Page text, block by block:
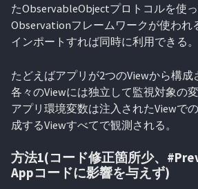
たObservableObjectプロトコルを使
Observationフレームワークが使われ
インポートすれば同時に利用できる。
たどえばアプリが2つのViewから構成
各々のViewには独立して監視対象の
アプリ環境変数は注入されたViewで
成するViewすべてで観測される。
方法1(コード修正箇所少、
Appコードに影響を与えず)